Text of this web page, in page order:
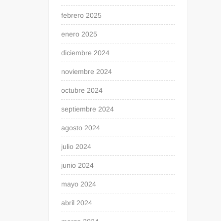
febrero 2025
enero 2025
diciembre 2024
noviembre 2024
octubre 2024
septiembre 2024
agosto 2024
julio 2024
junio 2024
mayo 2024
abril 2024